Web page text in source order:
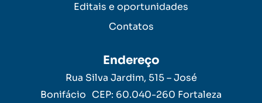
Editais e oportunidades
Contatos
Endereço
Rua Silva Jardim, 515 – José
Bonifácio CEP: 60.040-260 Fortaleza